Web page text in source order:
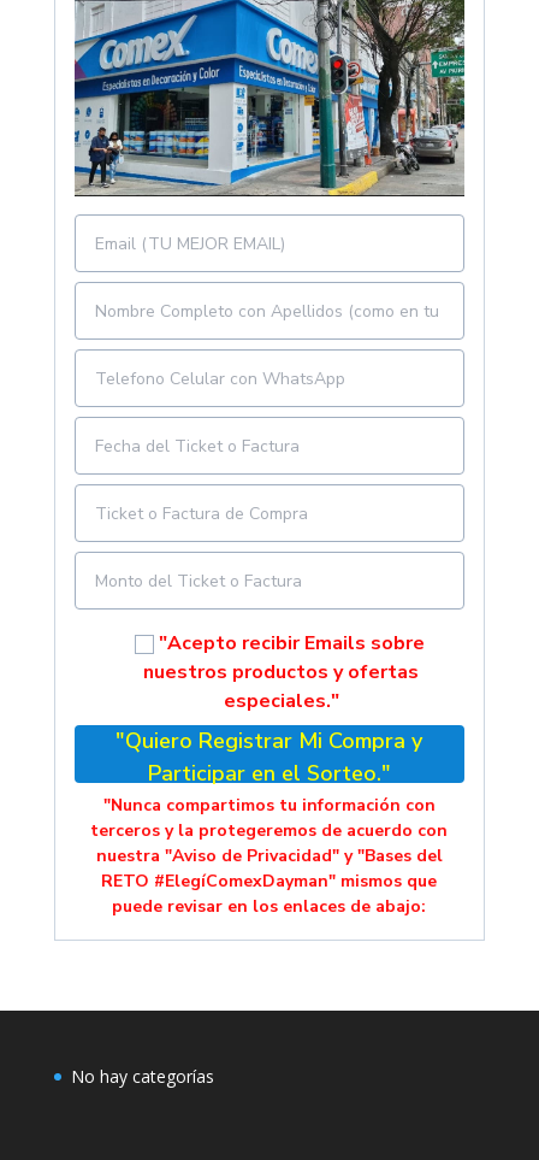
"Acepto recibir Emails sobre
nuestros productos y ofertas
especiales."
"Quiero Registrar Mi Compra y
Participar en el Sorteo."
"Nunca compartimos tu información con
terceros y la protegeremos de acuerdo con
nuestra "Aviso de Privacidad" y "Bases del
RETO #ElegíComexDayman" mismos que
puede revisar en los enlaces de abajo:
No hay categorías